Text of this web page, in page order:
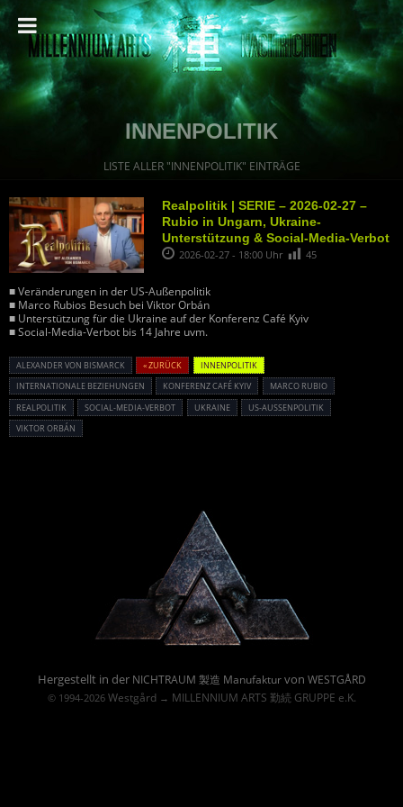
INNENPOLITIK
LISTE ALLER "INNENPOLITIK" EINTRÄGE
Realpolitik | SERIE – 2026-02-27 –
Rubio in Ungarn, Ukraine-
Unterstützung & Social-Media-Verbot
2026-02-27 - 18:00 Uhr 45
■ Veränderungen in der US-Außenpolitik
■ Marco Rubios Besuch bei Viktor Orbán
■ Unterstützung für die Ukraine auf der Konferenz Café Kyiv
■ Social-Media-Verbot bis 14 Jahre uvm.
ALEXANDER VON BISMARCK « ZURÜCK
INNENPOLITIK
INTERNATIONALE BEZIEHUNGEN
KONFERENZ CAFÉ KYIV
MARCO RUBIO
REALPOLITIK
SOCIAL-MEDIA-VERBOT UKRAINE
US-AUSSENPOLITIK
VIKTOR ORBÁN
Hergestellt in der NICHTRAUM 製造 Manufakturvon WESTGÅRD
© 1994-2026 Westgård→ MILLENNIUM ARTS 勤続 GRUPPE e.K.
Powered By :